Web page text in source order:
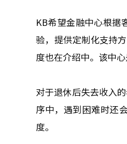
KB希望金融中心根据
验，提供定制化支持
度也在介绍中。该中
对于退休后失去收入
序中，遇到困难时还
度。